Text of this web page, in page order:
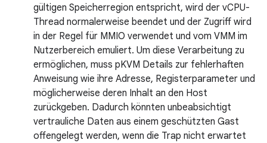
gültigen Speicherregion entspricht, wird der vCPU-
Thread normalerweise beendet und der Zugriff wird
in der Regel für MMIO verwendet und vom VMM im
Nutzerbereich emuliert. Um diese Verarbeitung zu
ermöglichen, muss pKVM Details zur fehlerhaften
Anweisung wie ihre Adresse, Registerparameter und
möglicherweise deren Inhalt an den Host
zurückgeben. Dadurch könnten unbeabsichtigt
vertrauliche Daten aus einem geschützten Gast
offengelegt werden, wenn die Trap nicht erwartet